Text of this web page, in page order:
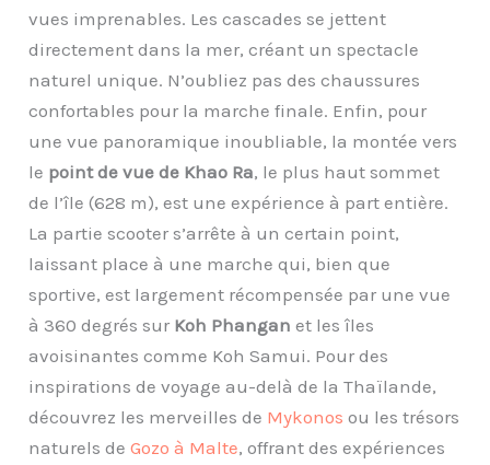
vues imprenables. Les cascades se jettent
directement dans la mer, créant un spectacle
naturel unique. N’oubliez pas des chaussures
confortables pour la marche finale. Enfin, pour
une vue panoramique inoubliable, la montée vers
le point de vue de Khao Ra, le plus haut sommet
de l’île (628 m), est une expérience à part entière.
La partie scooter s’arrête à un certain point,
laissant place à une marche qui, bien que
sportive, est largement récompensée par une vue
à 360 degrés sur Koh Phangan et les îles
avoisinantes comme Koh Samui. Pour des
inspirations de voyage au-delà de la Thaïlande,
découvrez les merveilles de Mykonos ou les trésors
naturels deGozo à Malte, offrant des expériences